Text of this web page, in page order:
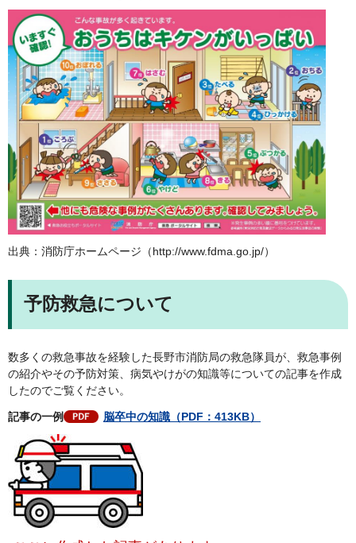
出典：消防庁ホームページ（http://www.fdma.go.jp/）
予防救急について
数多くの救急事故を経験した長野市消防局の救急隊員が、救急事例
の紹介やその予防対策、病気やけがの知識等についての記事を作成
したのでご覧ください。
記事の一例 脳卒中の知識（PDF：413KB）